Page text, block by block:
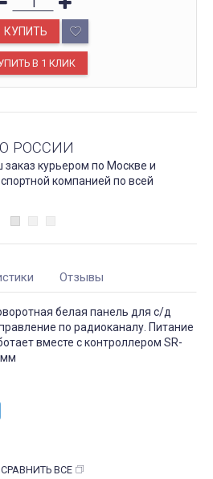
КУПИТЬ
РОССИИ
курьером по Москве и
компанией по всей
Отзывы
белая панель для с/д
по радиоканалу. Питание
вместе с контроллером SR-
мм
СРАВНИТЬ ВСЕ